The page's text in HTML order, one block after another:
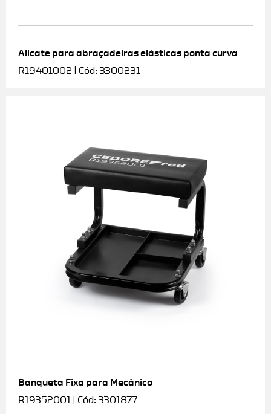
Alicate para abraçadeiras elásticas ponta curva
R19401002 | Cód: 3300231
Banqueta Fixa para Mecânico
R19352001 | Cód: 3301877